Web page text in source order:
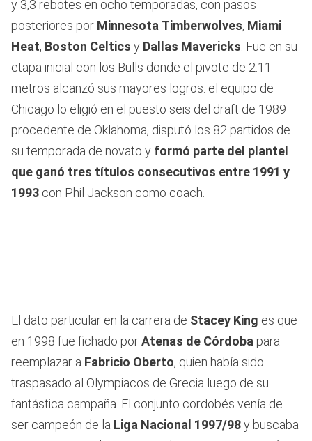
y 3,3 rebotes en ocho temporadas, con pasos
posteriores por Minnesota Timberwolves, Miami
Heat, Boston Celtics y Dallas Mavericks . Fue en su
etapa inicial con los Bulls donde el pivote de 2.11
metros alcanzó sus mayores logros: el equipo de
Chicago lo eligió en el puesto seis del draft de 1989
procedente de Oklahoma, disputó los 82 partidos de
su temporada de novato y formó parte del plantel
que ganó tres títulos consecutivos entre 1991 y
1993 con Phil Jackson como coach.
El dato particular en la carrera de Stacey King es que
en 1998 fue fichado porAtenas de Córdoba para
reemplazar a Fabricio Oberto, quien había sido
traspasado al Olympiacos de Grecia luego de su
fantástica campaña. El conjunto cordobés venía de
ser campeón de la Liga Nacional 1997/98y buscaba